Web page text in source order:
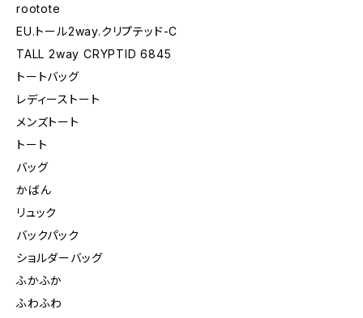
rootote
EU.トール2way.クリプテッド-C
TALL 2way CRYPTID 6845
トートバッグ
レディーストート
メンズトート
トート
バッグ
かばん
リュック
バックパック
ショルダーバッグ
ふかふか
ふわふわ